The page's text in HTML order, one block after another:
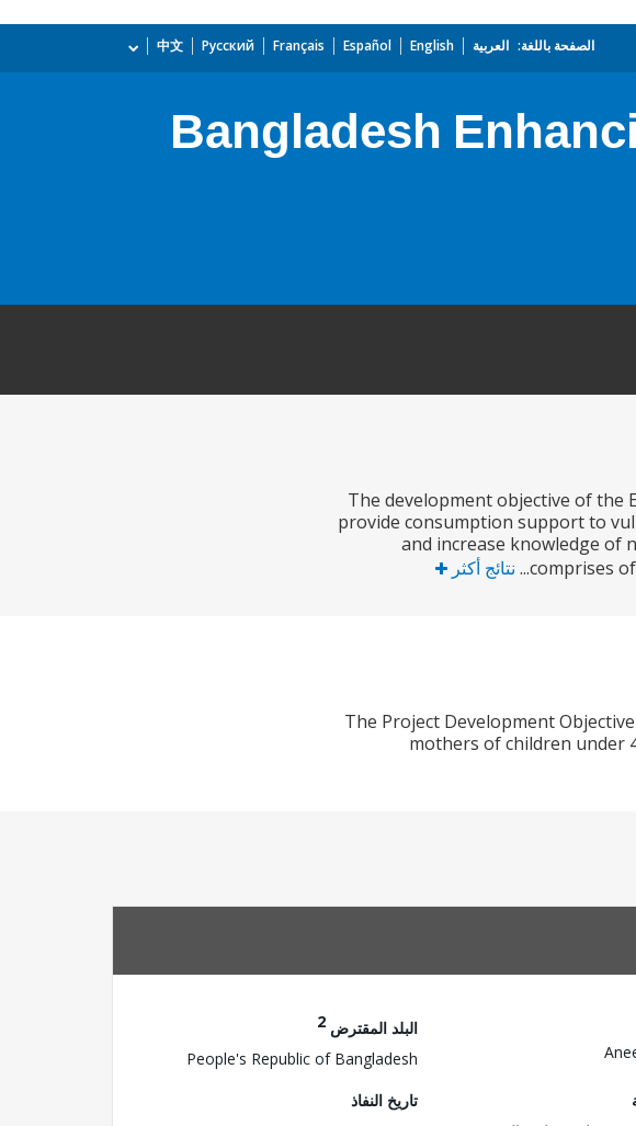
الصفحة باللغة: العربية English
Español
Français
Русский
中文
Bangladesh
The development objective of the
provide consumption support to
and increase knowledge of
comprises
نتائج أكثر
The Project Development
mothers of children under
البلد المقترض 2
People's Republic of Bangladesh
تاريخ النفاذ